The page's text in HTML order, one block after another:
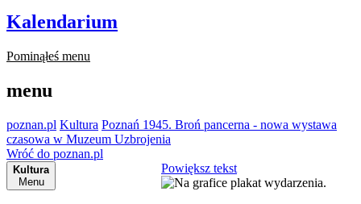
Kalendarium
Pominąłeś menu
menu
poznan.pl Kultura Poznań 1945. Broń pancerna - nowa wystawa
czasowa w Muzeum Uzbrojenia
Wróć do poznan.pl
Kultura
Menu
Powiększ tekst